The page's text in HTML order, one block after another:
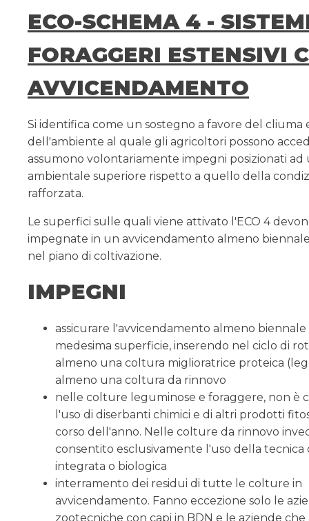
ECO-SCHEMA 4 -
FORAGGERI ESTENSIVI
AVVICENDAMENTO
Si identifica come un sostegno a favore del cliuma
dell'ambiente al quale gli agricoltori possono
assumono volontariamente impegni posizionati ad
ambientale superiore rispetto a quello della
rafforzata.
Le superfici sulle quali viene attivato l'ECO 4
impegnate in un avvicendamento almeno
nel piano di coltivazione.
IMPEGNI
assicurare l'avvicendamento almeno biennale
medesima superficie, inserendo nel ciclo di
almeno una coltura miglioratrice proteica
almeno una coltura da rinnovo
nelle colture leguminose e foraggere, non è
l'uso di diserbanti chimici e di altri prodotti
corso dell'anno. Nelle colture da rinnovo
consentito esclusivamente l'uso della tecnica
integrata o biologica
interramento dei residui di tutte le colture in
avvicendamento. Fanno eccezione solo le
zootecniche con capi in BDN e le aziende